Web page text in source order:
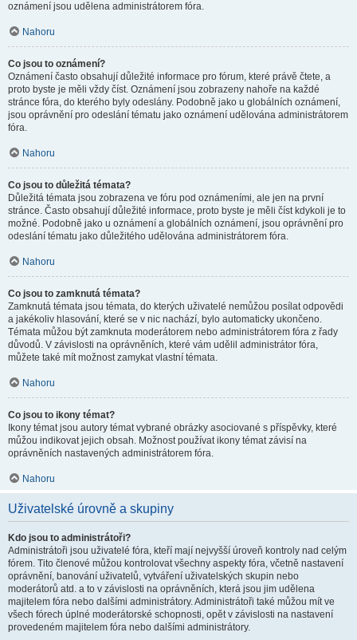
oznámení jsou udělena administrátorem fóra.
Nahoru
Co jsou to oznámení?
Oznámení často obsahují důležité informace pro fórum, které právě čtete, a
proto byste je měli vždy číst. Oznámení jsou zobrazeny nahoře na každé
stránce fóra, do kterého byly odeslány. Podobně jako u globálních oznámení,
jsou oprávnění pro odeslání tématu jako oznámení udělována administrátorem
fóra.
Nahoru
Co jsou to důležitá témata?
Důležitá témata jsou zobrazena ve fóru pod oznámeními, ale jen na první
stránce. Často obsahují důležité informace, proto byste je měli číst kdykoli je to
možné. Podobně jako u oznámení a globálních oznámení, jsou oprávnění pro
odeslání tématu jako důležitého udělována administrátorem fóra.
Nahoru
Co jsou to zamknutá témata?
Zamknutá témata jsou témata, do kterých uživatelé nemůžou posílat odpovědi
a jakékoliv hlasování, které se v nic nachází, bylo automaticky ukončeno.
Témata můžou být zamknuta moderátorem nebo administrátorem fóra z řady
důvodů. V závislosti na oprávněních, které vám udělil administrátor fóra,
můžete také mít možnost zamykat vlastní témata.
Nahoru
Co jsou to ikony témat?
Ikony témat jsou autory témat vybrané obrázky asociované s příspěvky, které
můžou indikovat jejich obsah. Možnost používat ikony témat závisí na
oprávněních nastavených administrátorem fóra.
Nahoru
Uživatelské úrovně a skupiny
Kdo jsou to administrátoři?
Administrátoři jsou uživatelé fóra, kteří mají nejvyšší úroveň kontroly nad celým
fórem. Tito členové můžou kontrolovat všechny aspekty fóra, včetně nastavení
oprávnění, banování uživatelů, vytváření uživatelských skupin nebo
moderátorů atd. a to v závislosti na oprávněních, která jsou jim udělena
majitelem fóra nebo dalšími administrátory. Administrátoři také můžou mít ve
všech fórech úplné moderátorské schopnosti, opět v závislosti na nastavení
provedeném majitelem fóra nebo dalšími administrátory.